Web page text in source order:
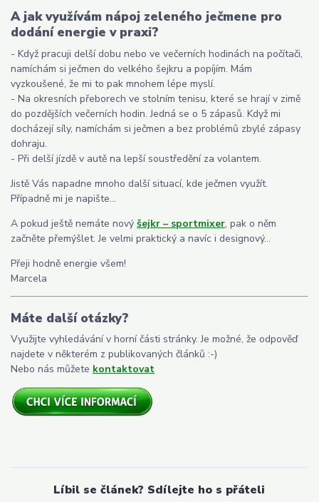
A jak využívám nápoj zeleného ječmene pro
dodání energie v praxi?
- Když pracuji delší dobu nebo ve večerních hodinách na počítači,
namíchám si ječmen do velkého šejkru a popíjím. Mám
vyzkoušené, že mi to pak mnohem lépe myslí.
- Na okresních přeborech ve stolním tenisu, které se hrají v zimě
do pozdějších večerních hodin. Jedná se o 5 zápasů. Když mi
docházejí síly, namíchám si ječmen a bez problémů zbylé zápasy
dohraju.
- Při delší jízdě v autě na lepší soustředění za volantem.
Jistě Vás napadne mnoho další situací, kde ječmen využít.
Případně mi je napište…
A pokud ještě nemáte nový šejkr – sportmixer, pak o něm
začněte přemýšlet. Je velmi praktický a navíc i designový…
Přeji hodně energie všem!
Marcela
Máte další otázky?
Využijte vyhledávání v horní části stránky. Je možné, že odpověď
najdete v některém z publikovaných článků :-)
Nebo nás můžete kontaktovat
Líbil se článek? Sdílejte ho s přáteli